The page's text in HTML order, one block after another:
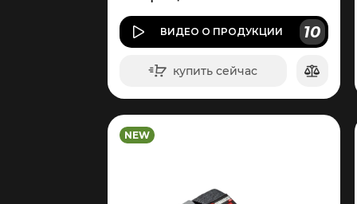
ВИДЕО О ПРОДУКЦИИ 10
купить сейчас
в корзину
NEW